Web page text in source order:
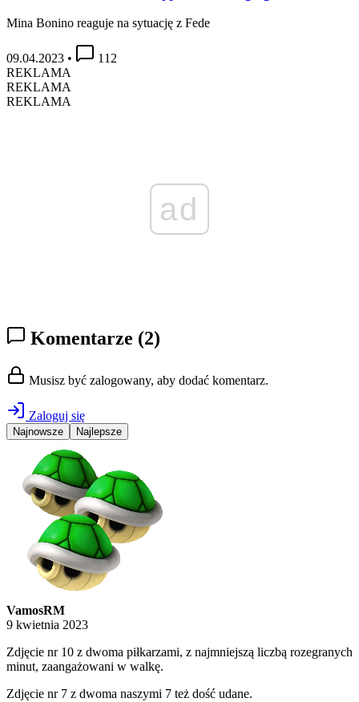
Mina Bonino reaguje na sytuację z Fede
09.04.2023 •
112
REKLAMA
REKLAMA
REKLAMA
ad
Komentarze (2)
Musisz być zalogowany, aby dodać komentarz.
Zaloguj się
Najnowsze Najlepsze
VamosRM
9 kwietnia 2023
Zdjęcie nr 10 z dwoma piłkarzami, z najmniejszą liczbą rozegranych
minut, zaangażowani w walkę.
Zdjęcie nr 7 z dwoma naszymi 7 też dość udane.